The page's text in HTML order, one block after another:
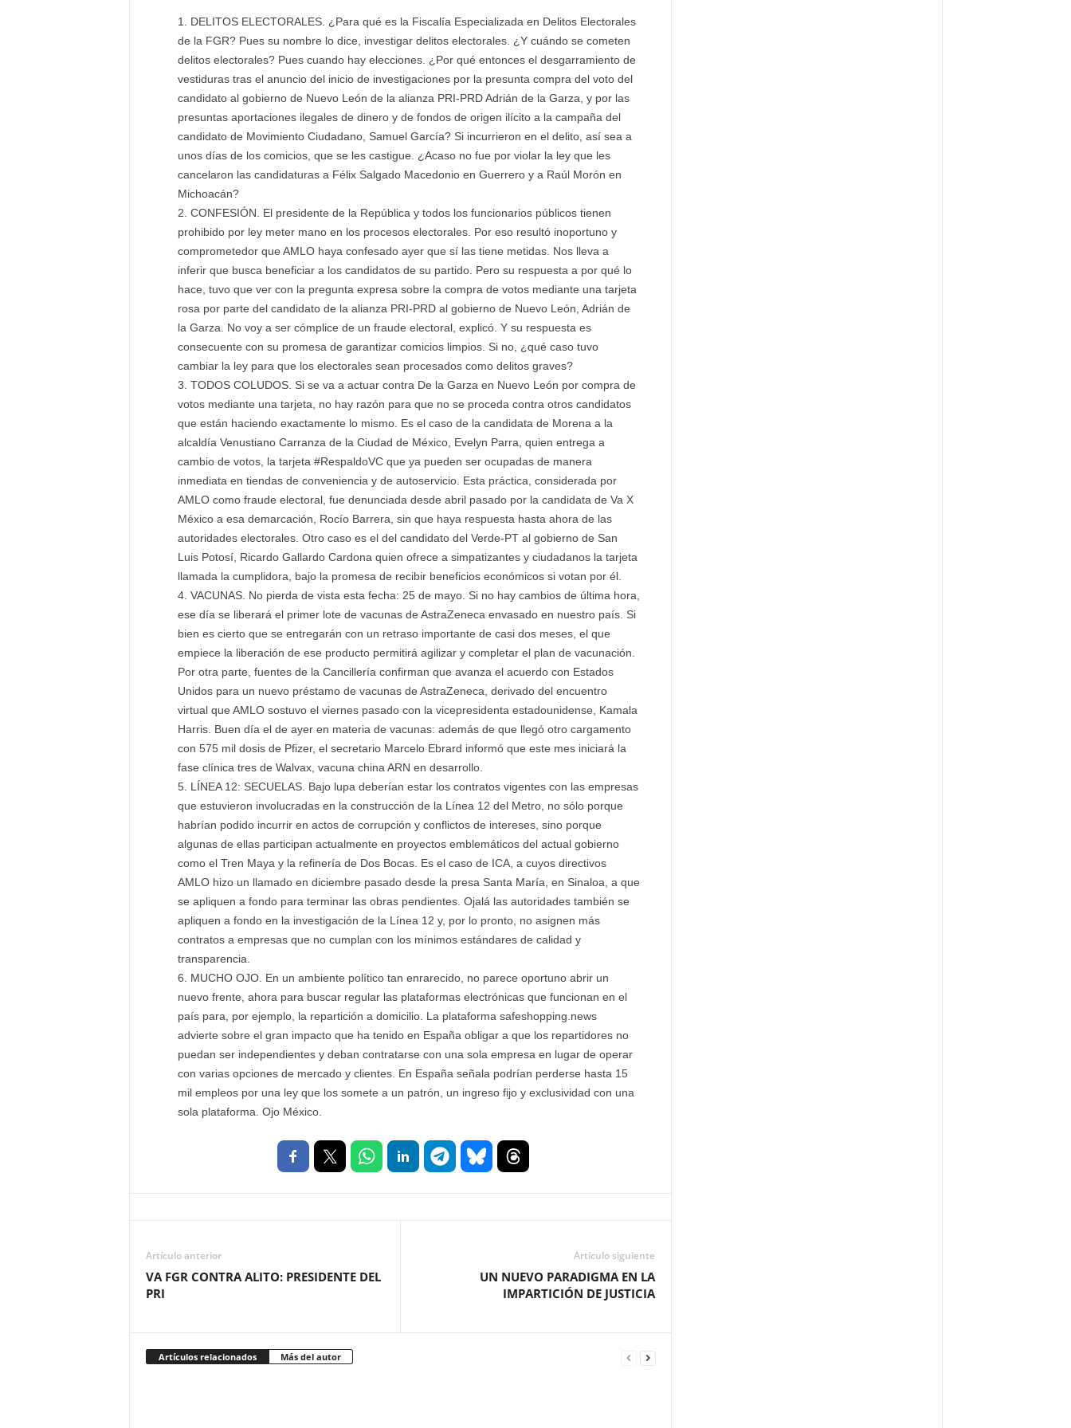
DELITOS ELECTORALES. ¿Para qué es la Fiscalía Especializada en Delitos Electorales
de la FGR? Pues su nombre lo dice, investigar delitos electorales. ¿Y cuándo se cometen
delitos electorales? Pues cuando hay elecciones. ¿Por qué entonces el desgarramiento de
vestiduras tras el anuncio del inicio de investigaciones por la presunta compra del voto del
candidato al gobierno de Nuevo León de la alianza PRI-PRD Adrián de la Garza, y por las
presuntas aportaciones ilegales de dinero y de fondos de origen ilícito a la campaña del
candidato de Movimiento Ciudadano, Samuel García? Si incurrieron en el delito, así sea a
unos días de los comicios, que se les castigue. ¿Acaso no fue por violar la ley que les
cancelaron las candidaturas a Félix Salgado Macedonio en Guerrero y a Raúl Morón en
Michoacán?
CONFESIÓN. El presidente de la República y todos los funcionarios públicos tienen
prohibido por ley meter mano en los procesos electorales. Por eso resultó inoportuno y
comprometedor que AMLO haya confesado ayer que sí las tiene metidas. Nos lleva a
inferir que busca beneficiar a los candidatos de su partido. Pero su respuesta a por qué lo
hace, tuvo que ver con la pregunta expresa sobre la compra de votos mediante una tarjeta
rosa por parte del candidato de la alianza PRI-PRD al gobierno de Nuevo León, Adrián de
la Garza. No voy a ser cómplice de un fraude electoral, explicó. Y su respuesta es
consecuente con su promesa de garantizar comicios limpios. Si no, ¿qué caso tuvo
cambiar la ley para que los electorales sean procesados como delitos graves?
TODOS COLUDOS. Si se va a actuar contra De la Garza en Nuevo León por compra de
votos mediante una tarjeta, no hay razón para que no se proceda contra otros candidatos
que están haciendo exactamente lo mismo. Es el caso de la candidata de Morena a la
alcaldía Venustiano Carranza de la Ciudad de México, Evelyn Parra, quien entrega a
cambio de votos, la tarjeta #RespaldoVC que ya pueden ser ocupadas de manera
inmediata en tiendas de conveniencia y de autoservicio. Esta práctica, considerada por
AMLO como fraude electoral, fue denunciada desde abril pasado por la candidata de Va X
México a esa demarcación, Rocío Barrera, sin que haya respuesta hasta ahora de las
autoridades electorales. Otro caso es el del candidato del Verde-PT al gobierno de San
Luis Potosí, Ricardo Gallardo Cardona quien ofrece a simpatizantes y ciudadanos la tarjeta
llamada la cumplidora, bajo la promesa de recibir beneficios económicos si votan por él.
VACUNAS. No pierda de vista esta fecha: 25 de mayo. Si no hay cambios de última hora,
ese día se liberará el primer lote de vacunas de AstraZeneca envasado en nuestro país. Si
bien es cierto que se entregarán con un retraso importante de casi dos meses, el que
empiece la liberación de ese producto permitirá agilizar y completar el plan de vacunación.
Por otra parte, fuentes de la Cancillería confirman que avanza el acuerdo con Estados
Unidos para un nuevo préstamo de vacunas de AstraZeneca, derivado del encuentro
virtual que AMLO sostuvo el viernes pasado con la vicepresidenta estadounidense, Kamala
Harris. Buen día el de ayer en materia de vacunas: además de que llegó otro cargamento
con 575 mil dosis de Pfizer, el secretario Marcelo Ebrard informó que este mes iniciará la
fase clínica tres de Walvax, vacuna china ARN en desarrollo.
LÍNEA 12: SECUELAS. Bajo lupa deberían estar los contratos vigentes con las empresas
que estuvieron involucradas en la construcción de la Línea 12 del Metro, no sólo porque
habrían podido incurrir en actos de corrupción y conflictos de intereses, sino porque
algunas de ellas participan actualmente en proyectos emblemáticos del actual gobierno
como el Tren Maya y la refinería de Dos Bocas. Es el caso de ICA, a cuyos directivos
AMLO hizo un llamado en diciembre pasado desde la presa Santa María, en Sinaloa, a que
se apliquen a fondo para terminar las obras pendientes. Ojalá las autoridades también se
apliquen a fondo en la investigación de la Línea 12 y, por lo pronto, no asignen más
contratos a empresas que no cumplan con los mínimos estándares de calidad y
transparencia.
MUCHO OJO. En un ambiente político tan enrarecido, no parece oportuno abrir un
nuevo frente, ahora para buscar regular las plataformas electrónicas que funcionan en el
país para, por ejemplo, la repartición a domicilio. La plataforma safeshopping.news
advierte sobre el gran impacto que ha tenido en España obligar a que los repartidores no
puedan ser independientes y deban contratarse con una sola empresa en lugar de operar
con varias opciones de mercado y clientes. En España señala podrían perderse hasta 15
mil empleos por una ley que los somete a un patrón, un ingreso fijo y exclusividad con una
sola plataforma. Ojo México.
Artículo anterior
VA FGR CONTRA ALITO: PRESIDENTE DEL
PRI
Artículo siguiente
UN NUEVO PARADIGMA EN LA
IMPARTICIÓN DE JUSTICIA
Artículos relacionados Más del autor